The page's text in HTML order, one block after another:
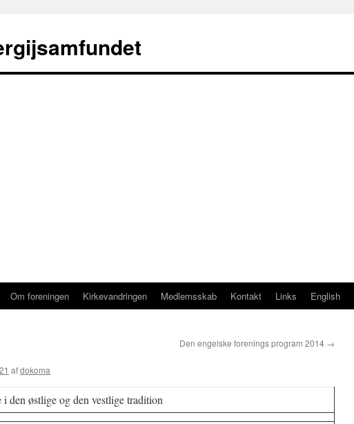
Om foreningen Kirkevandringen Medlemsskab Kontakt Links English
Den engelske forenings program 2014 →
afdokoma
i den østlige og den vestlige tradition